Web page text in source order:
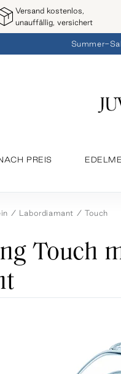
Versand kostenlos,
unauffällig, versichert
Summer-
PREIS
Labordiamant Touch
Touch